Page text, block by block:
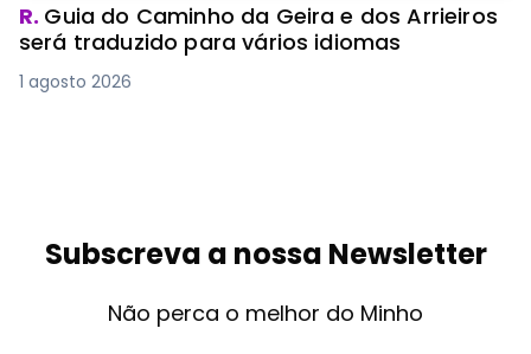
R. Guia do Caminho da Geira e dos Arrieiros
será traduzido para vários idiomas
1 agosto 2026
Subscreva a nossa Newsletter
Não perca o melhor do Minho